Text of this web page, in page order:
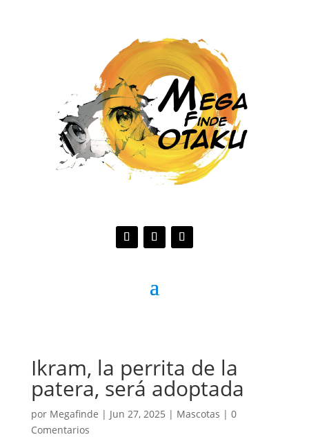
Ikram, la perrita de la
patera, será adoptada
por Megafinde | Jun 27, 2025 | Mascotas | 0
Comentarios